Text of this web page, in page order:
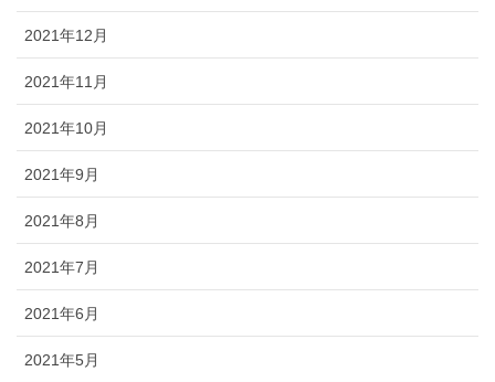
2021年12月
2021年11月
2021年10月
2021年9月
2021年8月
2021年7月
2021年6月
2021年5月